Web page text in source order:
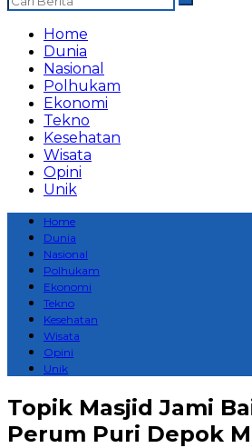
Home
Dunia
Nasional
Polhukam
Ekonomi
Tekno
Kesehatan
Wisata
Opini
Unik
Home
Dunia
Nasional
Polhukam
Ekonomi
Tekno
Kesehatan
Wisata
Opini
Unik
Topik Masjid Jami
Perum Puri Depok